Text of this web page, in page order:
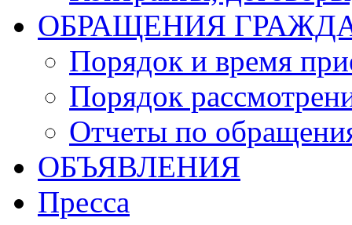
ОБРАЩЕНИЯ
Порядок и время
Порядок
Отчеты по
ОБЪЯВЛЕНИЯ
Пресса